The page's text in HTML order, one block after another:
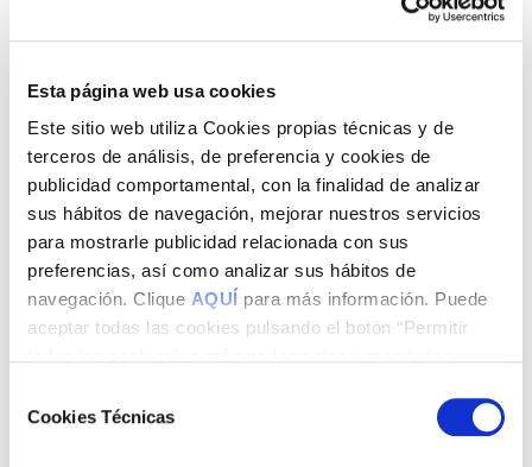
Esta página web usa cookies
Este sitio web utiliza Cookies propias técnicas y de
terceros de análisis, de preferencia y cookies de
publicidad comportamental, con la finalidad de analizar
sus hábitos de navegación, mejorar nuestros servicios
para mostrarle publicidad relacionada con sus
preferencias, así como analizar sus hábitos de
navegación. Clique AQUÍ para más información. Puede
aceptar todas las cookies pulsando el botón “Permitir
la selección” o rechazar su uso pulsando el botón “Solo
deCookies Técnicas
documento que necesites sin tener que
· Envía los documentos fácilmente a la
persona que necesites directamente
desde el sistema sin salir del módulo.